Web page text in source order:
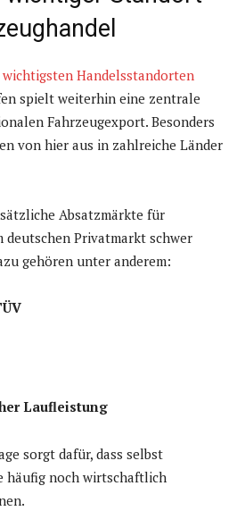
wichtigsten Handelsstandorten
spielt weiterhin eine zentrale
Fahrzeugexport. Besonders
von hier aus in zahlreiche Länder
Absatzmärkte für
deutschen Privatmarkt schwer
gehören unter anderem:
Laufleistung
sorgt dafür, dass selbst
häufig noch wirtschaftlich